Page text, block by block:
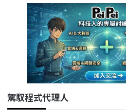
駕馭程式代理人